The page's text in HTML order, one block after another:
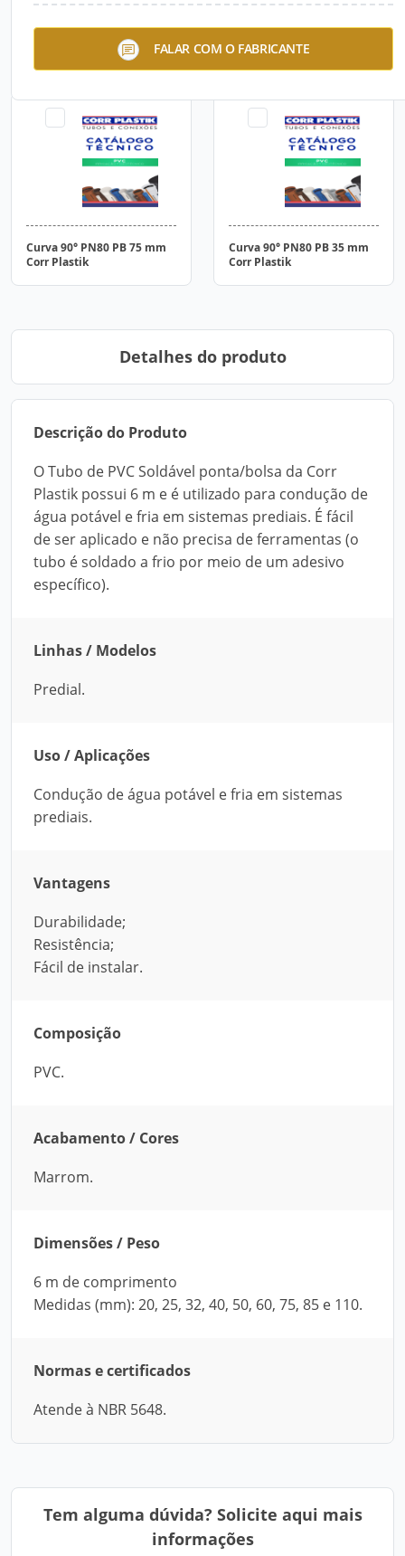
FALAR COM O FABRICANTE
Curva 90° PN80 PB 125 mm
Corr Plastik
Curva 90° PN80 PB 75 mm
Corr Plastik
Curva 90° PN80 PB 35 mm
Corr Plastik
Detalhes do produto
Descrição do Produto
O Tubo de PVC Soldável ponta/bolsa da Corr
Plastik possui 6 m e é utilizado para condução de
água potável e fria em sistemas prediais. É fácil
de ser aplicado e não precisa de ferramentas (o
tubo é soldado a frio por meio de um adesivo
específico).
Linhas / Modelos
Predial.
Uso / Aplicações
Condução de água potável e fria em sistemas
prediais.
Vantagens
Durabilidade;
Resistência;
Fácil de instalar.
Composição
PVC.
Acabamento / Cores
Marrom.
Dimensões / Peso
6 m de comprimento
Medidas (mm): 20, 25, 32, 40, 50, 60, 75, 85 e 110.
Normas e certificados
Atende à NBR 5648.
Tem alguma dúvida? Solicite aqui mais
informações